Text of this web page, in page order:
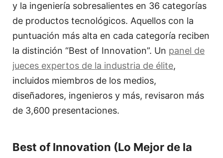
y la ingeniería sobresalientes en 36 categorías
de productos tecnológicos. Aquellos con la
puntuación más alta en cada categoría reciben
la distinción “Best of Innovation”. Un panel de
jueces expertos de la industria de élite,
incluidos miembros de los medios,
diseñadores, ingenieros y más, revisaron más
de 3,600 presentaciones.
Best of Innovation (Lo Mejor de la